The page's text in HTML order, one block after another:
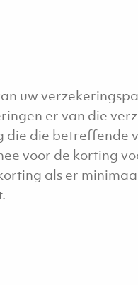
uw
er van die
die betreffende
voor de korting
als er